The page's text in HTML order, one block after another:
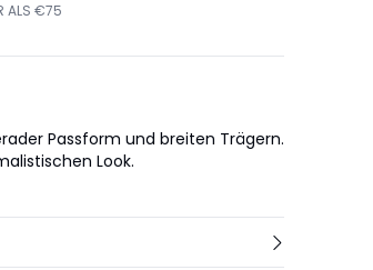
ALS €75
Passform und breiten Trägern.
Look.